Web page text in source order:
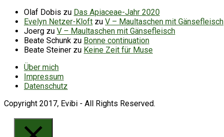
Olaf Dobis zu Das Apiaceae-Jahr 2020
Evelyn Netzer-Kloft zu V – Maultaschen mit Gänsefleisch
Joerg zu V – Maultaschen mit Gänsefleisch
Beate Schunk zu Bonne continuation
Beate Steiner zu Keine Zeit für Muse
Über mich
Impressum
Datenschutz
Copyright 2017, Evibi - All Rights Reserved.